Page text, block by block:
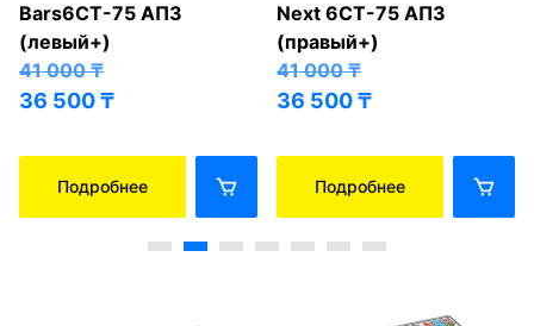
Bars6СТ-75 АПЗ
(левый+)
41 000₸
36 500₸
Подробнее
Next 6СТ-75 АПЗ
(правый+)
41 000₸
36 500₸
Подробнее